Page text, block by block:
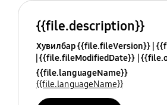
{{file.description}}
Хувилбар {{file.fileVersion}}
{{file.fileModifiedDate}}
{{file.languageName}}
{{file.languageName}}